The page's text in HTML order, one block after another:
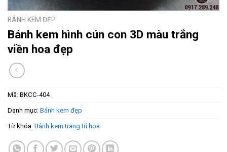
BÁNH KEM ĐẸP
Bánh kem hình cún con 3D màu trắng
viền hoa đẹp
Mã: BKCC-404
Danh mục: Bánh kem đẹp
Từ khóa: Bánh kem trang trí hoa